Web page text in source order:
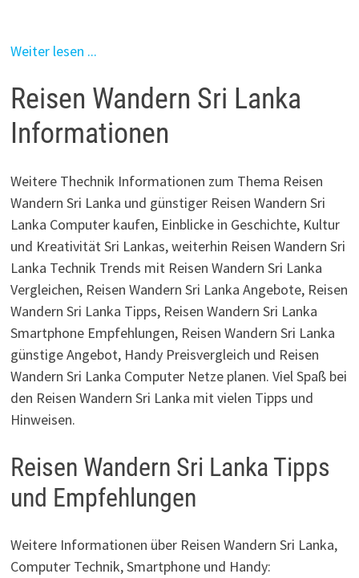
Weiter lesen ...
Reisen Wandern Sri Lanka
Informationen
Weitere Thechnik Informationen zum Thema Reisen
Wandern Sri Lanka und günstiger Reisen Wandern Sri
Lanka Computer kaufen, Einblicke in Geschichte, Kultur
und Kreativität Sri Lankas, weiterhin Reisen Wandern Sri
Lanka Technik Trends mit Reisen Wandern Sri Lanka
Vergleichen, Reisen Wandern Sri Lanka Angebote, Reisen
Wandern Sri Lanka Tipps, Reisen Wandern Sri Lanka
Smartphone Empfehlungen, Reisen Wandern Sri Lanka
günstige Angebot, Handy Preisvergleich und Reisen
Wandern Sri Lanka Computer Netze planen. Viel Spaß bei
den Reisen Wandern Sri Lanka mit vielen Tipps und
Hinweisen.
Reisen Wandern Sri Lanka Tipps
und Empfehlungen
Weitere Informationen über Reisen Wandern Sri Lanka,
Computer Technik, Smartphone und Handy: